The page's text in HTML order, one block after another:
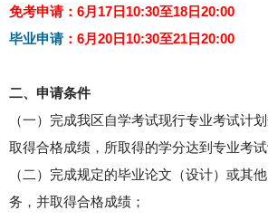
免考申请：6月17日10:30至18日20:00
毕业申请：6月20日10:30至21日20:00
二、申请条件
（一）完成我区自学考试现行专业考试计
取得合格成绩，所取得的学分达到专业考试
（二）完成规定的毕业论文（设计）或其
务，并取得合格成绩；